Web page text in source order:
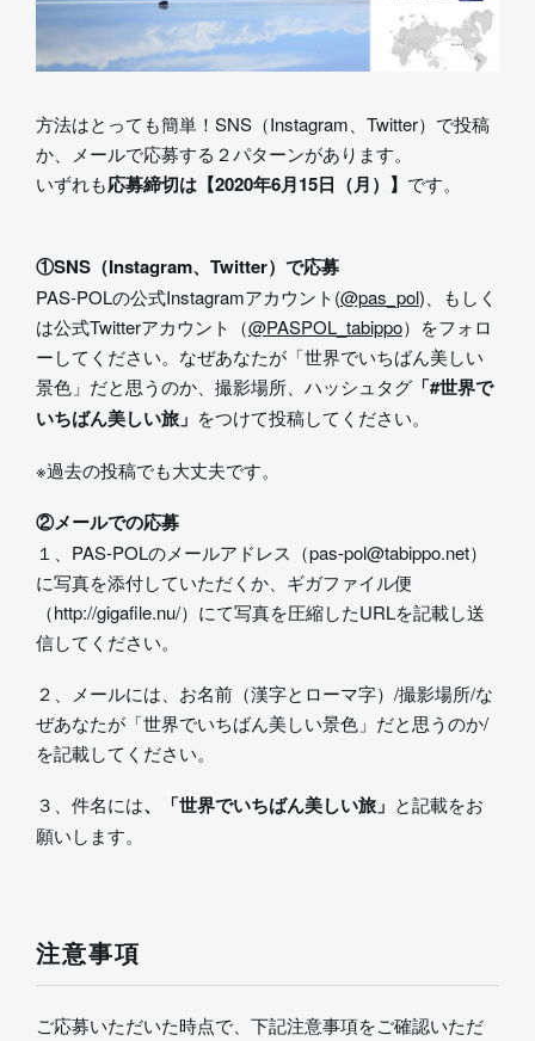
方法はとっても簡単！SNS（Instagram、Twitter）で投稿
か、メールで応募する２パターンがあります。
いずれも応募締切は【2020年6月15日（月）】 です。
①SNS（Instagram、Twitter）で応募
PAS-POLの公式Instagramアカウント(@pas_pol)、もしく
は公式Twitterアカウント（@PASPOL_tabippo）をフォロ
ーしてください。なぜあなたが「世界でいちばん美しい
景色」だと思うのか、撮影場所、ハッシュタグ「#世界で
いちばん美しい旅」 をつけて投稿してください。
※過去の投稿でも大丈夫です。
②メールでの応募
１、PAS-POLのメールアドレス（pas-pol@tabippo.net）
に写真を添付していただくか、ギガファイル便
（http://gigafile.nu/）にて写真を圧縮したURLを記載し送
信してください。
２、メールには、お名前（漢字とローマ字）/撮影場所/な
ぜあなたが「世界でいちばん美しい景色」だと思うのか/
を記載してください。
３、件名には、「世界でいちばん美しい旅」 と記載をお
願いします。
注意事項
ご応募いただいた時点で、下記注意事項をご確認いただ